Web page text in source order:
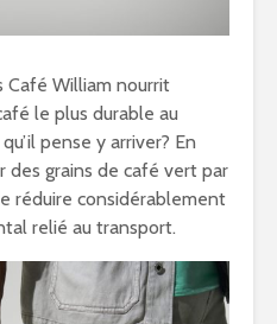
Café William nourrit
le plus durable au
pense y arriver? En
des grains de café vert par
réduire considérablement
relié au transport.